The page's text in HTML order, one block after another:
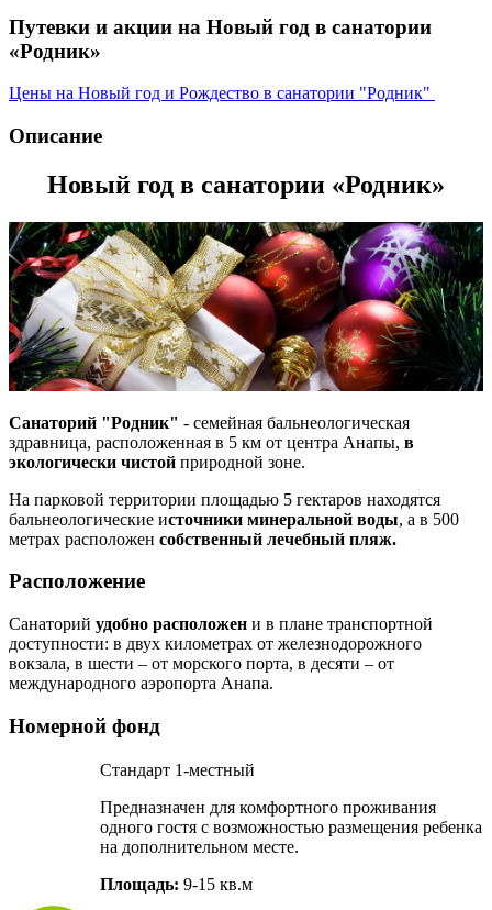
Путевки и акции на Новый год в санатории
«Родник»
Цены на Новый год и Рождество в санатории "Родник"
Описание
Новый год в санатории «Родник»
Санаторий "Родник" - семейная бальнеологическая
здравница, расположенная в 5 км от центра Анапы, в
экологически чистой природной зоне.
На парковой территории площадью 5 гектаров находятся
бальнеологические источники минеральной воды, а в 500
метрах расположен собственный лечебный пляж.
Расположение
Санаторий удобно расположен и в плане транспортной
доступности: в двух километрах от железнодорожного
вокзала, в шести – от морского порта, в десяти – от
международного аэропорта Анапа.
Номерной фонд
Стандарт 1-местный
Предназначен для комфортного проживания
одного гостя с возможностью размещения ребенка
на дополнительном месте.
Площадь: 9-15 кв.м